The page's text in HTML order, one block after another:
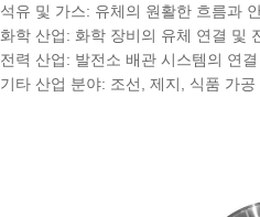
석유 및 가스: 유체의 원활한 흐름과
화학 산업: 화학 장비의 유체 연결 및
전력 산업: 발전소 배관 시스템의 연
기타 산업 분야: 조선, 제지, 식품 가